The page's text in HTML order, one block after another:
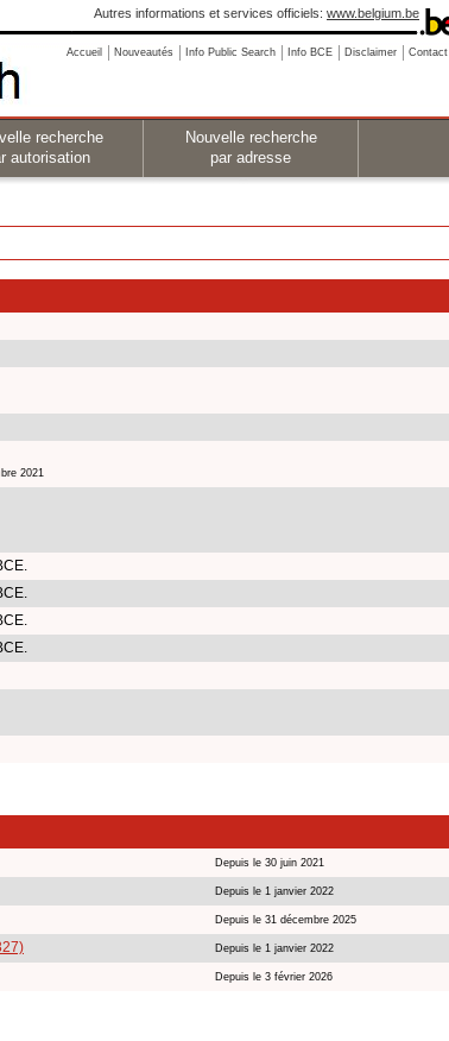
Autres informations et services officiels: www.belgium.be
Accueil Nouveautés Info Public Search Info BCE Disclaimer Contact
recherche
autorisation
Nouvelle recherche
par adresse
2021
Depuis le 30 juin 2021
Depuis le 1 janvier 2022
Depuis le 31 décembre 2025
Depuis le 1 janvier 2022
Depuis le 3 février 2026